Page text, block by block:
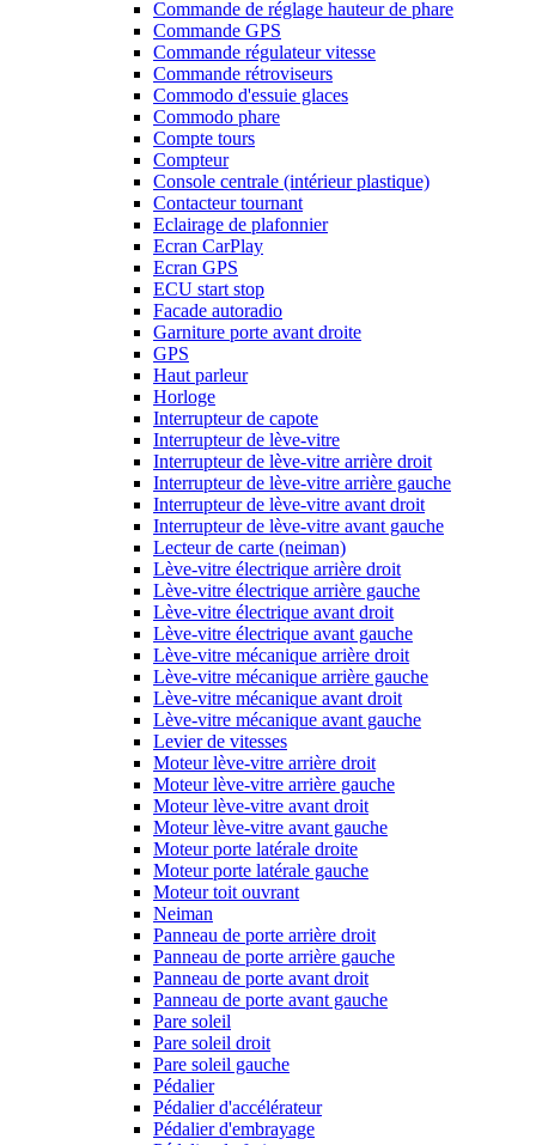
Commande de réglage hauteur de phare
Commande GPS
Commande régulateur vitesse
Commande rétroviseurs
Commodo d'essuie glaces
Commodo phare
Compte tours
Compteur
Console centrale (intérieur plastique)
Contacteur tournant
Eclairage de plafonnier
Ecran CarPlay
Ecran GPS
ECU start stop
Facade autoradio
Garniture porte avant droite
GPS
Haut parleur
Horloge
Interrupteur de capote
Interrupteur de lève-vitre
Interrupteur de lève-vitre arrière droit
Interrupteur de lève-vitre arrière gauche
Interrupteur de lève-vitre avant droit
Interrupteur de lève-vitre avant gauche
Lecteur de carte (neiman)
Lève-vitre électrique arrière droit
Lève-vitre électrique arrière gauche
Lève-vitre électrique avant droit
Lève-vitre électrique avant gauche
Lève-vitre mécanique arrière droit
Lève-vitre mécanique arrière gauche
Lève-vitre mécanique avant droit
Lève-vitre mécanique avant gauche
Levier de vitesses
Moteur lève-vitre arrière droit
Moteur lève-vitre arrière gauche
Moteur lève-vitre avant droit
Moteur lève-vitre avant gauche
Moteur porte latérale droite
Moteur porte latérale gauche
Moteur toit ouvrant
Neiman
Panneau de porte arrière droit
Panneau de porte arrière gauche
Panneau de porte avant droit
Panneau de porte avant gauche
Pare soleil
Pare soleil droit
Pare soleil gauche
Pédalier
Pédalier d'accélérateur
Pédalier d'embrayage